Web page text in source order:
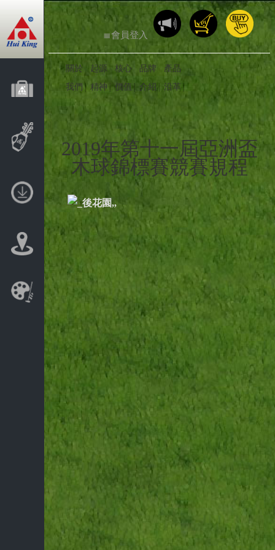
≣會員登入
關於
我們 │
起源
精神 │
核心
價值│
品牌
介紹
產品
沿革 │
2019年第十一屆亞洲盃
木球錦標賽競賽規程